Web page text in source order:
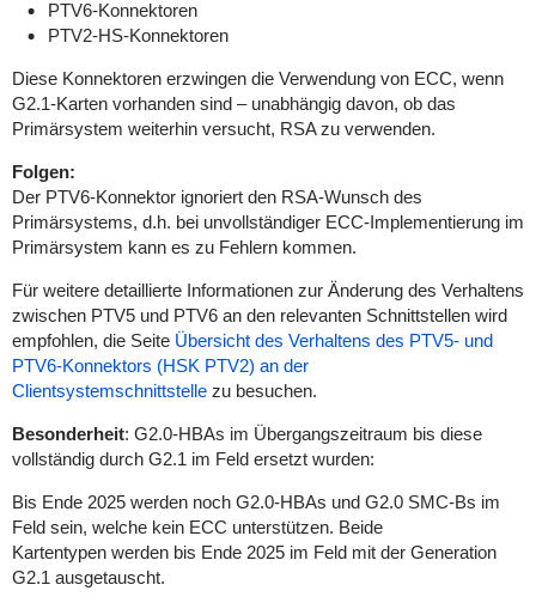
PTV6-Konnektoren
PTV2-HS-Konnektoren
Diese Konnektoren erzwingen die Verwendung von ECC, wenn
G2.1-Karten vorhanden sind – unabhängig davon, ob das
Primärsystem weiterhin versucht, RSA zu verwenden.
Folgen:
Der PTV6-Konnektor ignoriert den RSA-Wunsch des
Primärsystems, d.h. bei unvollständiger ECC-Implementierung im
Primärsystem kann es zu Fehlern kommen.
Für weitere detaillierte Informationen zur Änderung des Verhaltens
zwischen PTV5 und PTV6 an den relevanten Schnittstellen wird
empfohlen, die Seite Übersicht des Verhaltens des PTV5- und
PTV6-Konnektors (HSK PTV2) an der
Clientsystemschnittstelle zu besuchen.
Besonderheit: G2.0-HBAs im Übergangszeitraum bis diese
vollständig durch G2.1 im Feld ersetzt wurden:
Bis Ende 2025 werden noch G2.0-HBAs und G2.0 SMC-Bs im
Feld sein, welche kein ECC unterstützen. Beide
Kartentypen werden bis Ende 2025 im Feld mit der Generation
G2.1 ausgetauscht.